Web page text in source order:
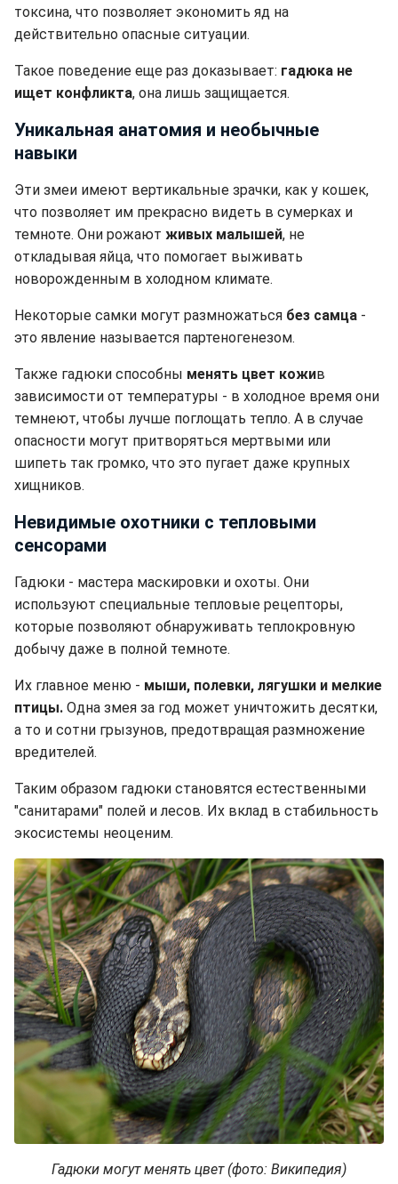
токсина, что позволяет экономить яд на
действительно опасные ситуации.
Такое поведение еще раз доказывает: гадюка не
ищет конфликта, она лишь защищается.
Уникальная анатомия и необычные
навыки
Эти змеи имеют вертикальные зрачки, как у кошек,
что позволяет им прекрасно видеть в сумерках и
темноте. Они рожают живых малышей, не
откладывая яйца, что помогает выживать
новорожденным в холодном климате.
Некоторые самки могут размножаться без самца -
это явление называется партеногенезом.
Также гадюки способны менять цвет кожив
зависимости от температуры - в холодное время они
темнеют, чтобы лучше поглощать тепло. А в случае
опасности могут притворяться мертвыми или
шипеть так громко, что это пугает даже крупных
хищников.
Невидимые охотники с тепловыми
сенсорами
Гадюки - мастера маскировки и охоты. Они
используют специальные тепловые рецепторы,
которые позволяют обнаруживать теплокровную
добычу даже в полной темноте.
Их главное меню - мыши, полевки, лягушки и мелкие
птицы. Одна змея за год может уничтожить десятки,
а то и сотни грызунов, предотвращая размножение
вредителей.
Таким образом гадюки становятся естественными
"санитарами" полей и лесов. Их вклад в стабильность
экосистемы неоценим.
Гадюки могут менять цвет (фото: Википедия)